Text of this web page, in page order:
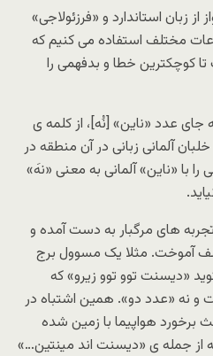
زبان استاندارد و «فرزئولاجی»
مختلف استفاده می کنیم که
خطا و بدفهمی را
جای عدد «ناین» [نُه]، از کلمه ی
آلمانی زبانی در آن منطقه در
را با «ناین» آلمانی به معنی «نهَ»
های مرگبار به دست آمده و
آموخت. مثلا یک مسوول برج
«دیسنت توو توو زیرو» که
و نه «عدد دو». همین اشتباه در
هواپیما با زمین شده
از جمله ی «دیسنت اند مینتین…»